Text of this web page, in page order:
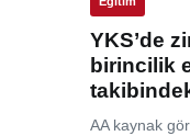
YKS’de
birincilik
AA kaynak